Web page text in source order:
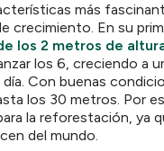
más
crecimiento. En su
los 2 metros de
los 6, creciendo a
Con buenas
los 30 metros. Por
la reforestación, ya
del mundo.